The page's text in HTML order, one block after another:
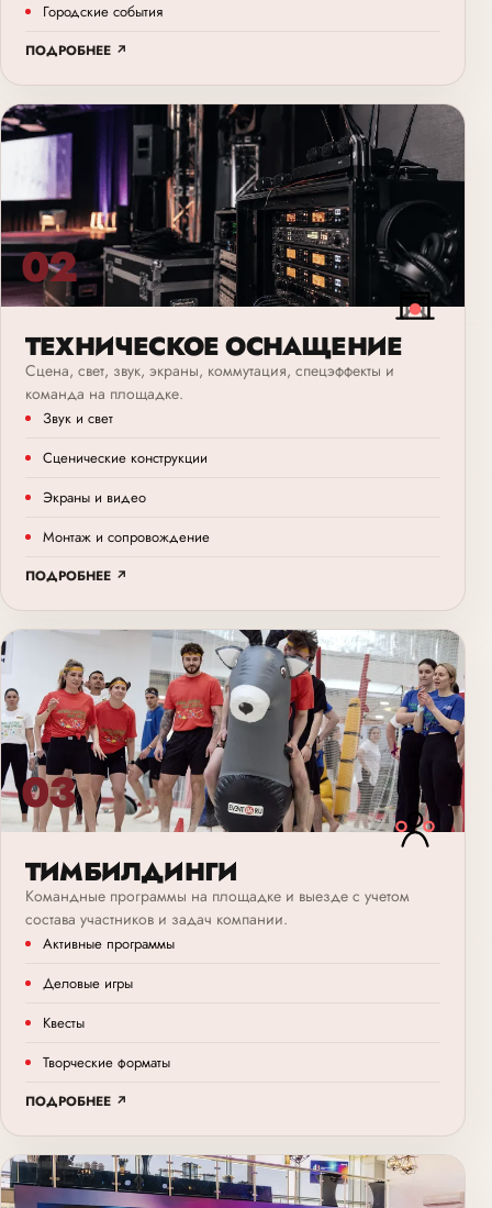
Городские события
ПОДРОБНЕЕ ↗
02
ТЕХНИЧЕСКОЕ ОСНАЩЕНИЕ
Сцена, свет, звук, экраны, коммутация, спецэффекты и
команда на площадке.
Звук и свет
Сценические конструкции
Экраны и видео
Монтаж и сопровождение
ПОДРОБНЕЕ ↗
03
ТИМБИЛДИНГИ
Командные программы на площадке и выезде с учетом
состава участников и задач компании.
Активные программы
Деловые игры
Квесты
Творческие форматы
ПОДРОБНЕЕ ↗